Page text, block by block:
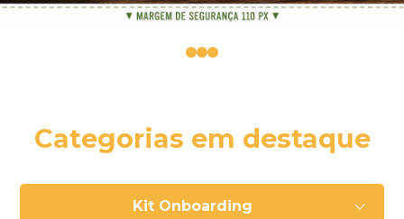
01 2
Categorias em destaque
Kit Onboarding